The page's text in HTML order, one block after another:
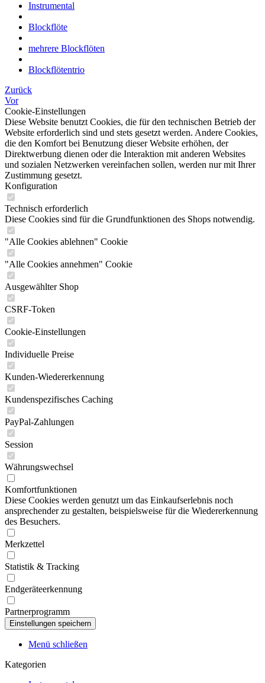
Instrumental
Blockflöte
mehrere Blockflöten
Blockflötentrio
Zurück
Vor
Cookie-Einstellungen
Diese Website benutzt Cookies, die für den technischen Betrieb der
Website erforderlich sind und stets gesetzt werden. Andere Cookies,
die den Komfort bei Benutzung dieser Website erhöhen, der
Direktwerbung dienen oder die Interaktion mit anderen Websites
und sozialen Netzwerken vereinfachen sollen, werden nur mit Ihrer
Zustimmung gesetzt.
Konfiguration
Technisch erforderlich
Diese Cookies sind für die Grundfunktionen des Shops notwendig.
"Alle Cookies ablehnen" Cookie
"Alle Cookies annehmen" Cookie
Ausgewählter Shop
CSRF-Token
Cookie-Einstellungen
Individuelle Preise
Kunden-Wiedererkennung
Kundenspezifisches Caching
PayPal-Zahlungen
Session
Währungswechsel
Komfortfunktionen
Diese Cookies werden genutzt um das Einkaufserlebnis noch
ansprechender zu gestalten, beispielsweise für die Wiedererkennung
des Besuchers.
Merkzettel
Statistik & Tracking
Endgeräteerkennung
Partnerprogramm
Menü schließen
Kategorien